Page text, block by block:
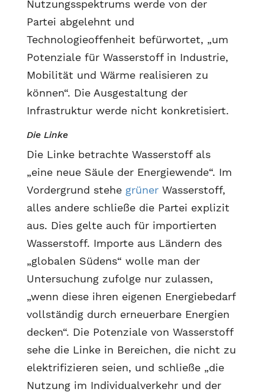
Nutzungsspektrums werde von der
Partei abgelehnt und
Technologieoffenheit befürwortet, „um
Potenziale für Wasserstoff in Industrie,
Mobilität und Wärme realisieren zu
können“. Die Ausgestaltung der
Infrastruktur werde nicht konkretisiert.
Die Linke
Die Linke betrachte Wasserstoff als
„eine neue Säule der Energiewende“. Im
Vordergrund stehe grünerWasserstoff,
alles andere schließe die Partei explizit
aus. Dies gelte auch für importierten
Wasserstoff. Importe aus Ländern des
„globalen Südens“ wolle man der
Untersuchung zufolge nur zulassen,
„wenn diese ihren eigenen Energiebedarf
vollständig durch erneuerbare Energien
decken“. Die Potenziale von Wasserstoff
sehe die Linke in Bereichen, die nicht zu
elektrifizieren seien, und schließe „die
Nutzung im Individualverkehr und der